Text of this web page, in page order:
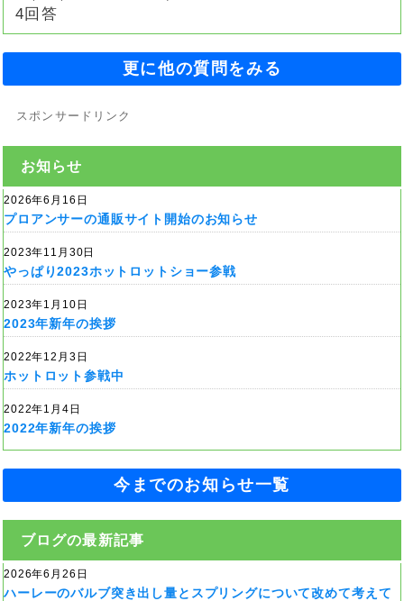
4回答
更に他の質問をみる
スポンサードリンク
お知らせ
2026年6月16日
プロアンサーの通販サイト開始のお知らせ
2023年11月30日
やっぱり2023ホットロットショー参戦
2023年1月10日
2023年新年の挨拶
2022年12月3日
ホットロット参戦中
2022年1月4日
2022年新年の挨拶
今までのお知らせ一覧
ブログの最新記事
2026年6月26日
ハーレーのバルブ突き出し量とスプリングについて改めて考えて